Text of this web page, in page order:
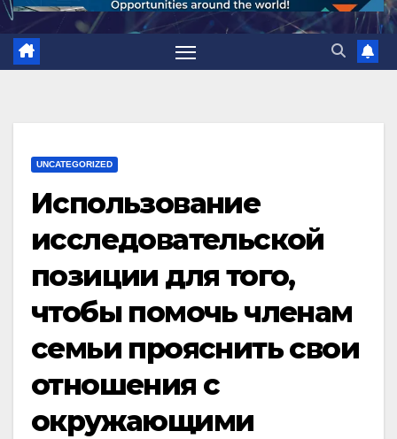
UNCATEGORIZED
Использование
исследовательской
позиции для того,
чтобы помочь членам
семьи прояснить свои
отношения с
окружающими